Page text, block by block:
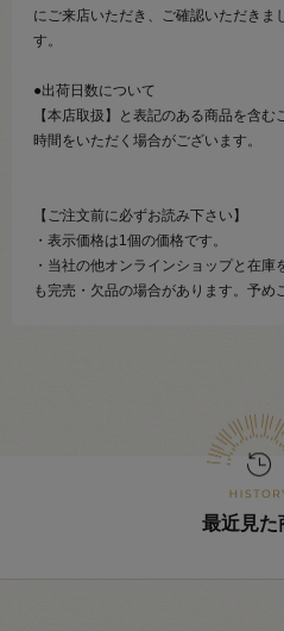
にご来店いただき、ご確認いただきま
す。
●出荷日数について
【本店取扱】と表記のある商品を含
時間をいただく場合がございます。
【ご注文前に必ずお読み下さい】
・表示価格は1個の価格です。
・当社の他オンラインショップと在
も完売・欠品の場合があります。予め
最近見た